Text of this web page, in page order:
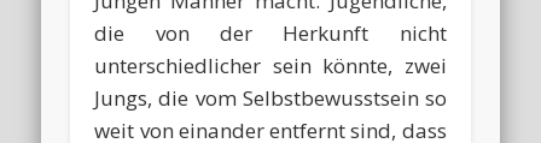
die von der Herkunft nicht
unterschiedlicher sein könnte, zwei
Jungs, die vom Selbstbewusstsein so
weit von einander entfernt sind, dass